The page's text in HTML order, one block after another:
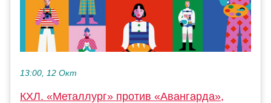
13:00, 12 Окт
КХЛ. «Металлург» против «Авангарда»,